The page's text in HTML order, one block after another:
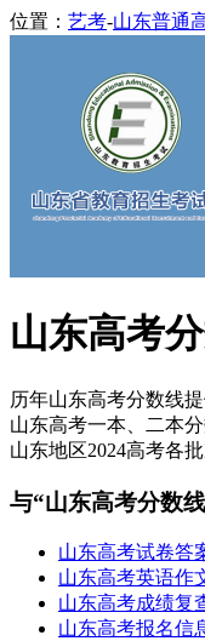
位置： 艺考-山东普通
山东高考
历年山东高考分数线
山东高考一本、二本
山东地区2024高考各
与“山东高考分数
山东高考试卷答
山东高考英语作
山东高考成绩复
山东高考报名信